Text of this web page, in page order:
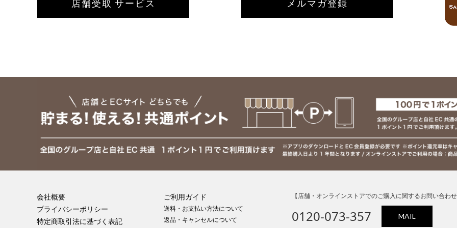
店舗受取 サービス メルマガ登録
会社概要
プライバシーポリシー
特定商取引法に基づく表記
ご利用ガイド
送料・お支払い方法について
返品・キャンセルについて
【店舗・オンラインストアでのご購入に関するお問い合わ
0120-073-357
MAIL